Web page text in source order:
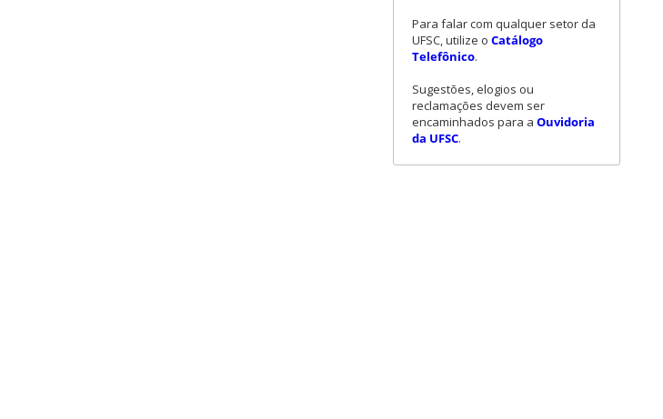
Para falar com qualquer setor da
UFSC, utilize o Catálogo
Telefônico.
Sugestões, elogios ou
reclamações devem ser
encaminhados para a Ouvidoria
da UFSC.